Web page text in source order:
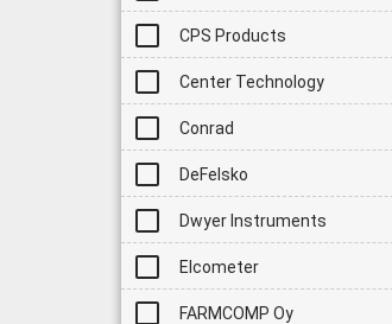
CPS Products
Center Technology
Conrad
DeFelsko
Dwyer Instruments
Elcometer
FARMCOMP Oy